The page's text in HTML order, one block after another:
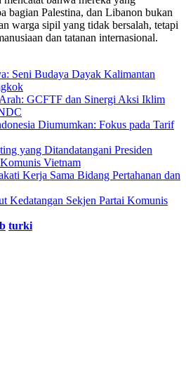
bagian Palestina, dan Libanon bukan
warga sipil yang tidak bersalah, tetapi
dan tatanan internasional.
Seni Budaya Dayak Kalimantan
GCFTF dan Sinergi Aksi Iklim
Diumumkan: Fokus pada Tarif
yang Ditandatangani Presiden
Vietnam
Kerja Sama Bidang Pertahanan dan
Kedatangan Sekjen Partai Komunis
turki